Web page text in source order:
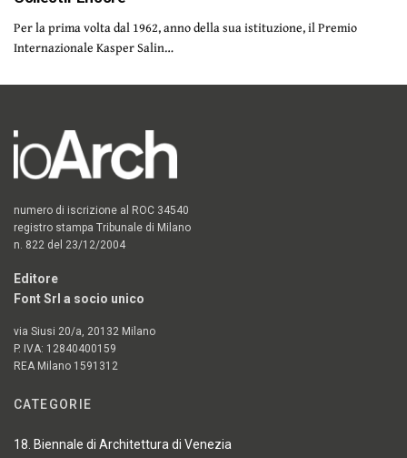
Per la prima volta dal 1962, anno della sua istituzione, il Premio
Internazionale Kasper Salin…
numero di iscrizione al ROC 34540
registro stampa Tribunale di Milano
n. 822 del 23/12/2004
Editore
Font Srl a socio unico
via Siusi 20/a, 20132 Milano
P. IVA: 12840400159
REA Milano 1591312
CATEGORIE
18. Biennale di Architettura di Venezia